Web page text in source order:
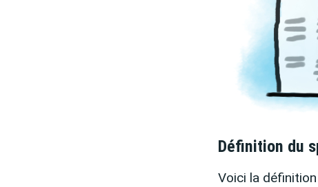
Définition du
Voici la